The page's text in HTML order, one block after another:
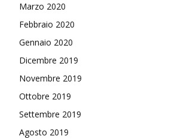
Marzo 2020
Febbraio 2020
Gennaio 2020
Dicembre 2019
Novembre 2019
Ottobre 2019
Settembre 2019
Agosto 2019